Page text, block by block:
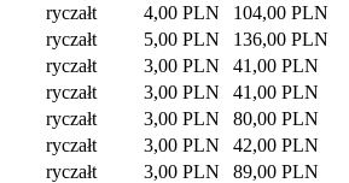
ryczałt 4,00 PLN
104,00 PLN
ryczałt 5,00 PLN
136,00 PLN
ryczałt 3,00 PLN
41,00 PLN
ryczałt 3,00 PLN
41,00 PLN
ryczałt 3,00 PLN
80,00 PLN
ryczałt 3,00 PLN
42,00 PLN
ryczałt 3,00 PLN
89,00 PLN